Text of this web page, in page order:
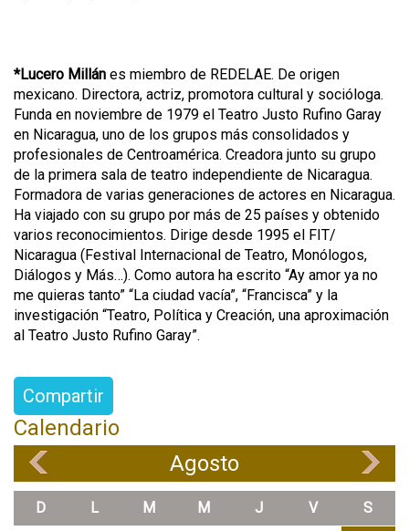
*Lucero Millán es miembro de REDELAE. De origen
mexicano. Directora, actriz, promotora cultural y socióloga.
Funda en noviembre de 1979 el Teatro Justo Rufino Garay
en Nicaragua, uno de los grupos más consolidados y
profesionales de Centroamérica. Creadora junto su grupo
de la primera sala de teatro independiente de Nicaragua.
Formadora de varias generaciones de actores en Nicaragua.
Ha viajado con su grupo por más de 25 países y obtenido
varios reconocimientos. Dirige desde 1995 el FIT/
Nicaragua (Festival Internacional de Teatro, Monólogos,
Diálogos y Más…). Como autora ha escrito “Ay amor ya no
me quieras tanto” “La ciudad vacía”, “Francisca” y la
investigación “Teatro, Política y Creación, una aproximación
al Teatro Justo Rufino Garay”.
Compartir
Calendario
Agosto
D L M M J V S